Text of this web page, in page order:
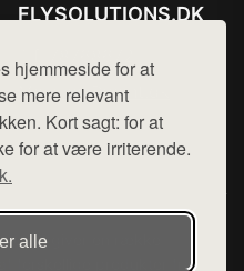
hjemmeside for at
mere relevant
Kort sagt: for at
for at være irriterende.
alle
FLYSOLUTIONS.DK
Mail: hej@want.dk
Cookie- og privatlivspolitik
udgiver en række
forskellige produkter fra